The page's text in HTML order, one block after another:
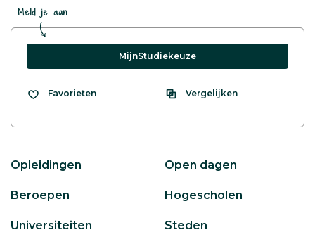
Meld je aan
MijnStudiekeuze
Favorieten Vergelijken
Opleidingen Open dagen
Beroepen Hogescholen
Universiteiten Steden